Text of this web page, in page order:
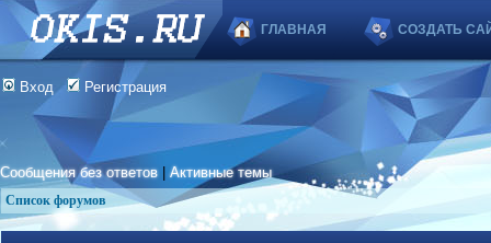
ГЛАВНАЯ СОЗДАТЬ
Вход Регистрация
Сообщения без ответов |Активные темы
Список форумов